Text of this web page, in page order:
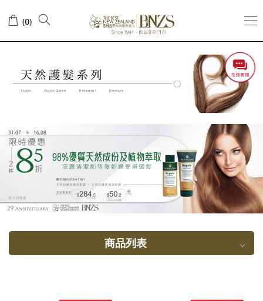
头
发
理
(0)
商品列表